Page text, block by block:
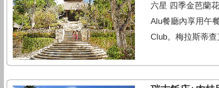
六星 四季金芭蘭
Alu餐廳內享用午
Club。梅拉斯蒂